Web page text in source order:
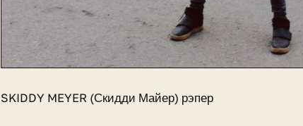
SKIDDY MEYER (Скидди Майер) рэпер